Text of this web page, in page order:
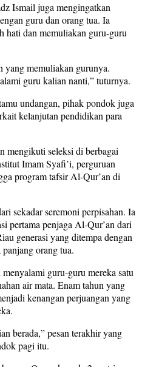
Ismail juga mengingatkan
guru dan orang tua. Ia
hati dan memuliakan guru-guru
yang memuliakan gurunya.
guru kalian nanti,” tuturnya.
undangan, pihak pondok juga
kelanjutan pendidikan para
mengikuti seleksi di berbagai
Imam Syafi’i, perguruan
program tafsir Al-Qur’an di
sekadar seremoni perpisahan. Ia
pertama penjaga Al-Qur’an dari
generasi yang ditempa dengan
panjang orang tua.
guru-guru mereka satu
air mata. Enam tahun yang
kenangan perjuangan yang
berada,” pesan terakhir yang
pagi itu.